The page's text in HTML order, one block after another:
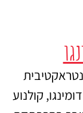
קולנוע